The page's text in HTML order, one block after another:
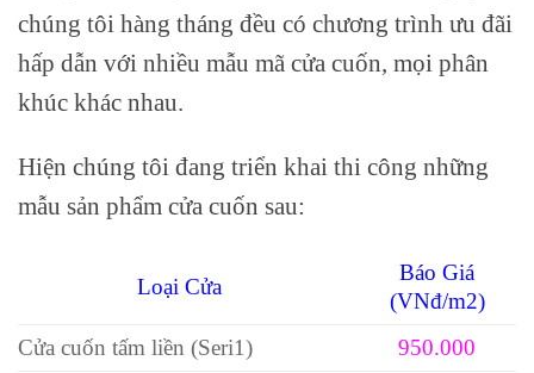
chúng tôi hàng tháng đều có chương trình ưu đãi
hấp dẫn với nhiều mẫu mã cửa cuốn, mọi phân
khúc khác nhau.
Hiện chúng tôi đang triển khai thi công những
mẫu sản phẩm cửa cuốn sau:
Loại Cửa
Báo Giá
(VNđ/m2)
Cửa cuốn tấm liền (Seri1)
950.000